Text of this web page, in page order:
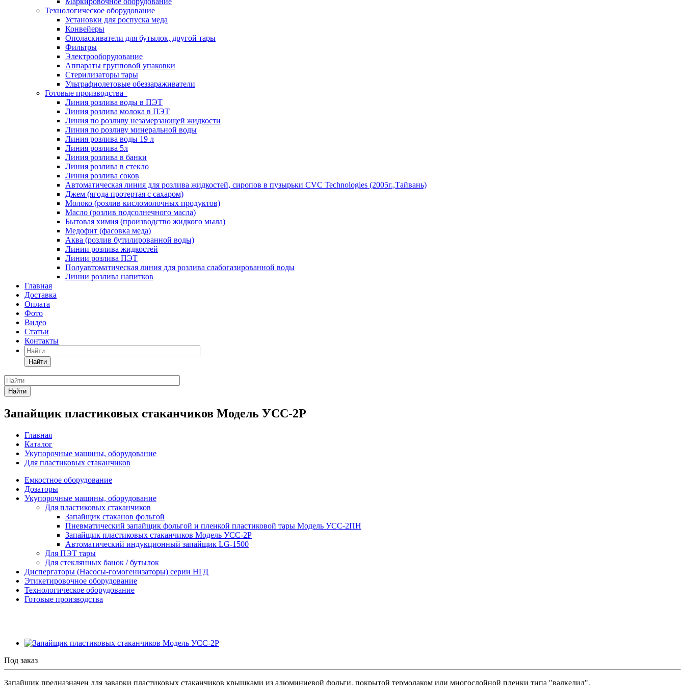
Технологическое оборудование
Установки для роспуска меда
Конвейеры
Ополаскиватели для бутылок, другой тары
Фильтры
Электрооборудование
Аппараты групповой упаковки
Стерилизаторы тары
Ультрафиолетовые обеззараживатели
Готовые производства
Линия розлива воды в ПЭТ
Линия розлива молока в ПЭТ
Линия по розливу незамерзающей жидкости
Линия по розливу минеральной воды
Линия розлива воды 19 л
Линия розлива 5л
Линия розлива в банки
Линия розлива в стекло
Линия розлива соков
Автоматическая линия для розлива жидкостей, сиропов в пузырьки CVC Technologies (2005г.,Тайвань)
Джем (ягода протертая с сахаром)
Молоко (розлив кисломолочных продуктов)
Масло (розлив подсолнечного масла)
Бытовая химия (производство жидкого мыла)
Медофит (фасовка меда)
Аква (розлив бутилированной воды)
Линии розлива жидкостей
Линии розлива ПЭТ
Полуавтоматическая линия для розлива слабогазированной воды
Линии розлива напитков
Главная
Доставка
Оплата
Фото
Видео
Статьи
Контакты
Найти
Найти
Запайщик пластиковых стаканчиков Модель УСС-2Р
Главная
Каталог
Укупорочные машины, оборудование
Для пластиковых стаканчиков
Емкостное оборудование
Дозаторы
Укупорочные машины, оборудование
Для пластиковых стаканчиков
Запайщик стаканов фольгой
Пневматический запайщик фольгой и пленкой пластиковой тары Модель УСС-2ПН
Запайщик пластиковых стаканчиков Модель УСС-2Р
Автоматический индукционный запайщик LG-1500
Для ПЭТ тары
Для стеклянных банок / бутылок
Диспергаторы (Насосы-гомогенизаторы) серии НГД
Этикетировочное оборудование
Технологическое оборудование
Готовые производства
Под заказ
Запайщик предназначен для заварки пластиковых стаканчиков крышками из алюминиевой фольги, покрытой термолаком или многослойной пленки типа "валкелид".